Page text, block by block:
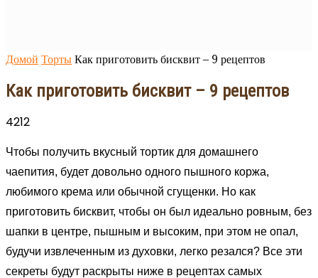
Домой Торты Как приготовить бисквит – 9 рецептов
Как приготовить бисквит – 9 рецептов
4212
Чтобы получить вкусный тортик для домашнего
чаепития, будет довольно одного пышного коржа,
любимого крема или обычной сгущенки. Но как
приготовить бисквит, чтобы он был идеально ровным, без
шапки в центре, пышным и высоким, при этом не опал,
будучи извлеченным из духовки, легко резался? Все эти
секреты будут раскрыты ниже в рецептах самых